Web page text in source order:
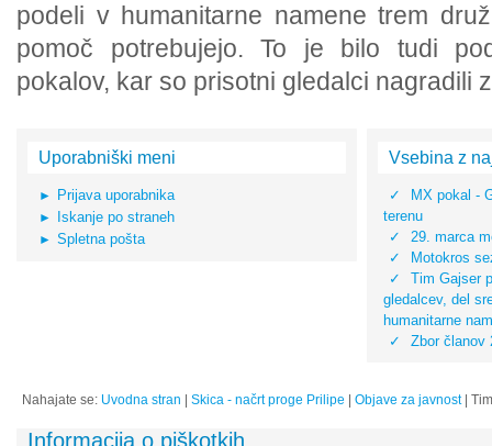
podeli v humanitarne namene trem
pomoč potrebujejo. To je bilo tudi
pokalov, kar so prisotni gledalci nagradili
Uporabniški meni
Prijava uporabnika
Iskanje po straneh
Spletna pošta
Vsebina z
MX pokal -
terenu
29. marca
Motokros
Tim Gajser
gledalcev, del
humanitarne
Zbor članov
Nahajate se: Uvodna stran Skica - načrt proge Prilipe Objave za javnost|
Informacija o piškotkih